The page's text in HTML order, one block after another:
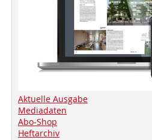
Aktuelle Ausgabe
Mediadaten
Abo-Shop
Heftarchiv